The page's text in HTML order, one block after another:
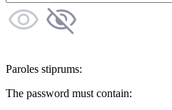
Paroles stiprums:
The password must contain: